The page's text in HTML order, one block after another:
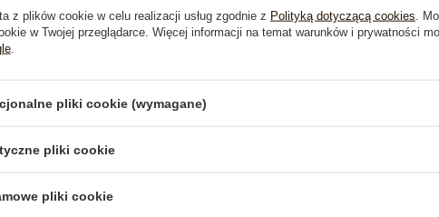
i reklamacje Opinie o produkcie(0)
z plików cookie w celu realizacji usług zgodnie z Polityką dotyczącą cookies .
w Twojej przeglądarce. Więcej informacji na temat warunków i prywatności
pliki cookie (wymagane)
pliki cookie
pliki cookie